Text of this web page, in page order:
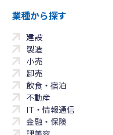
業種から探す
建設
製造
小売
卸売
飲食・宿泊
不動産
IT・情報通信
金融・保険